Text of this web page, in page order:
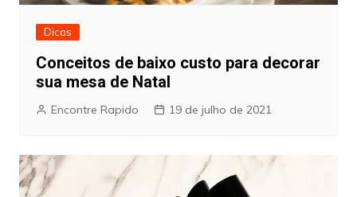
Dicas
Conceitos de baixo custo para decorar
sua mesa de Natal
Encontre Rapido 19 de julho de 2021